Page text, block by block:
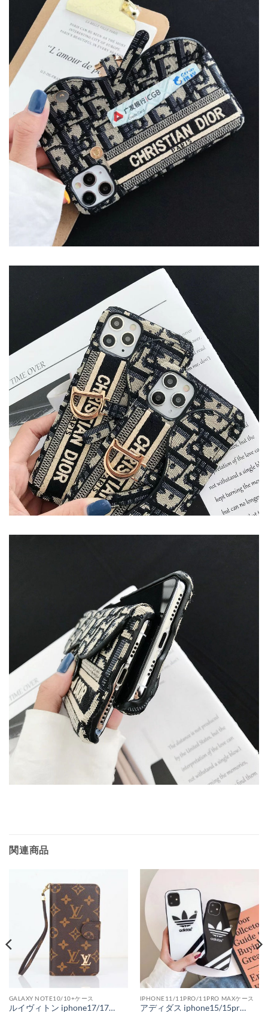
関連商品
GALAXY NOTE10/10+ケース
ルイヴィトン iphone17/17pro/16/15/15pro ケース 手帳型 グッチ android スライド式スマホケース ヴィトンスマホケースギャラクシー アイフォン コピー 全機種対応 激安
IPHONE11/11PRO/11PRO MAXケース
アディダス iphone15/15proケース 人気 adidas iPhone14 スマホケース カップル ネックストラップ iPhone14pro ケース おしゃれギフト スポーツブランド iphone13promax/12pro カバー 対衝撃